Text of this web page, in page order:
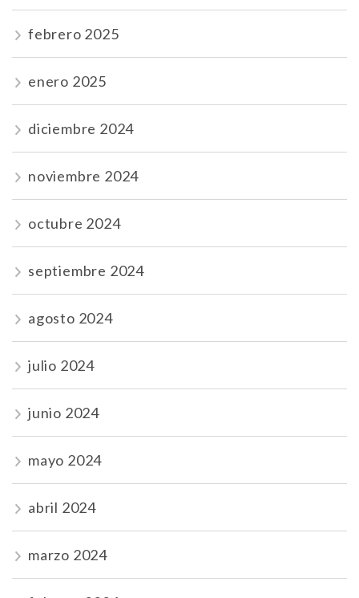
febrero 2025
enero 2025
diciembre 2024
noviembre 2024
octubre 2024
septiembre 2024
agosto 2024
julio 2024
junio 2024
mayo 2024
abril 2024
marzo 2024